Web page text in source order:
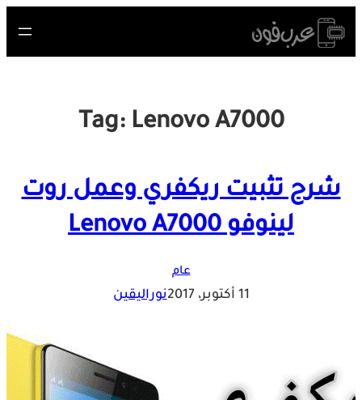
Skip
to
Tag: Lenovo A7000
شرح تثبيت ريكفري وعمل روت
لينوفو Lenovo A7000
عام
11 أكتوبر، 2017 نوراليقين